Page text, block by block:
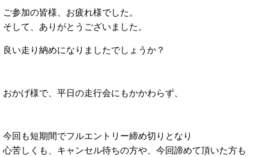
ご参加の皆様、お疲れ様でした。
そして、ありがとうございました。
良い走り納めになりましたでしょうか？
おかげ様で、平日の走行会にもかかわらず、
今回も短期間でフルエントリー締め切りとなり
心苦しくも、キャンセル待ちの方や、今回諦めて頂いた方も